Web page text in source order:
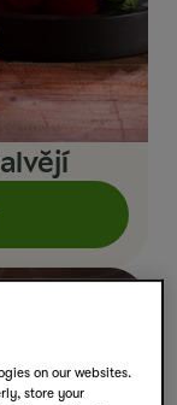
on our websites.
store your